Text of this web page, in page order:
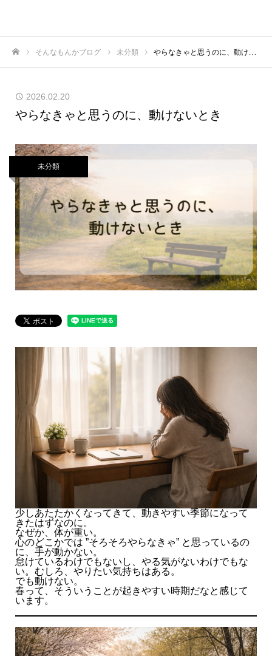
そんなもんかブログ 未分類 やらなきゃと思うのに、動けないとき
2026.02.20
やらなきゃと思うのに、動けないとき
未分類
少しあたたかくなってきて、動きやすい季節になって
きたはずなのに。
なぜか、体が重い。
心のどこかでは ”そろそろやらなきゃ” と思っているの
に、手が動かない。
怠けているわけでもないし、やる気がないわけでもな
い。むしろ、やりたい気持ちはある。
でも動けない。
春って、そういうことが起きやすい時期だなと感じて
います。